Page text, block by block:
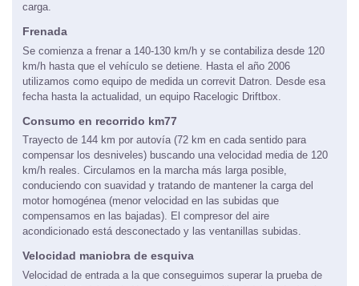
carga.
Frenada
Se comienza a frenar a 140-130 km/h y se contabiliza desde 120
km/h hasta que el vehículo se detiene. Hasta el año 2006
utilizamos como equipo de medida un correvit Datron. Desde esa
fecha hasta la actualidad, un equipo Racelogic Driftbox.
Consumo en recorrido km77
Trayecto de 144 km por autovía (72 km en cada sentido para
compensar los desniveles) buscando una velocidad media de 120
km/h reales. Circulamos en la marcha más larga posible,
conduciendo con suavidad y tratando de mantener la carga del
motor homogénea (menor velocidad en las subidas que
compensamos en las bajadas). El compresor del aire
acondicionado está desconectado y las ventanillas subidas.
Velocidad maniobra de esquiva
Velocidad de entrada a la que conseguimos superar la prueba de